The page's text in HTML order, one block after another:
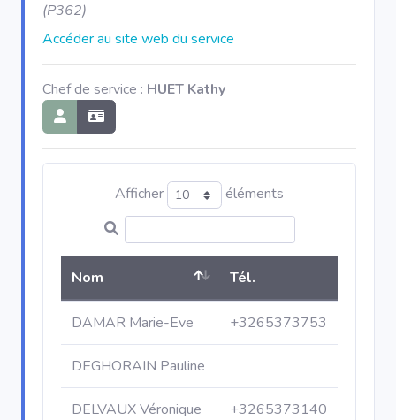
(P362)
Accéder au site web du service
Chef de service : HUET Kathy
Afficher éléments
Nom Tél.
DAMAR Marie-Eve +3265373753
DEGHORAIN Pauline
DELVAUX Véronique +3265373140